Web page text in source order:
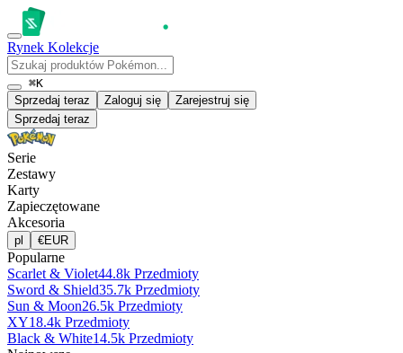
Rynek Kolekcje
⌘K
Sprzedaj teraz
Zaloguj się
Zarejestruj się
Sprzedaj teraz
Serie
Zestawy
Karty
Zapieczętowane
Akcesoria
pl €EUR
Popularne
Scarlet & Violet44.8k Przedmioty
Sword & Shield35.7k Przedmioty
Sun & Moon26.5k Przedmioty
XY18.4k Przedmioty
Black & White14.5k Przedmioty